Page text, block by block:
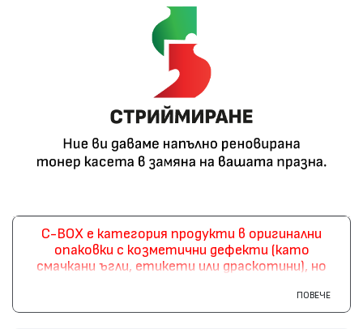
C-BOX е категория продукти в оригинални
опаковки с козметични дефекти (като
смачкани ъгли, етикети или драскотини), но
продукт вътре. Това ви позволява да
спестите, като закупите продукт в
ПОВЕЧЕ